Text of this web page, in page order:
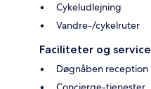
Cykeludlejning
Vandre-/cykelruter
Faciliteter og service
Døgnåben reception